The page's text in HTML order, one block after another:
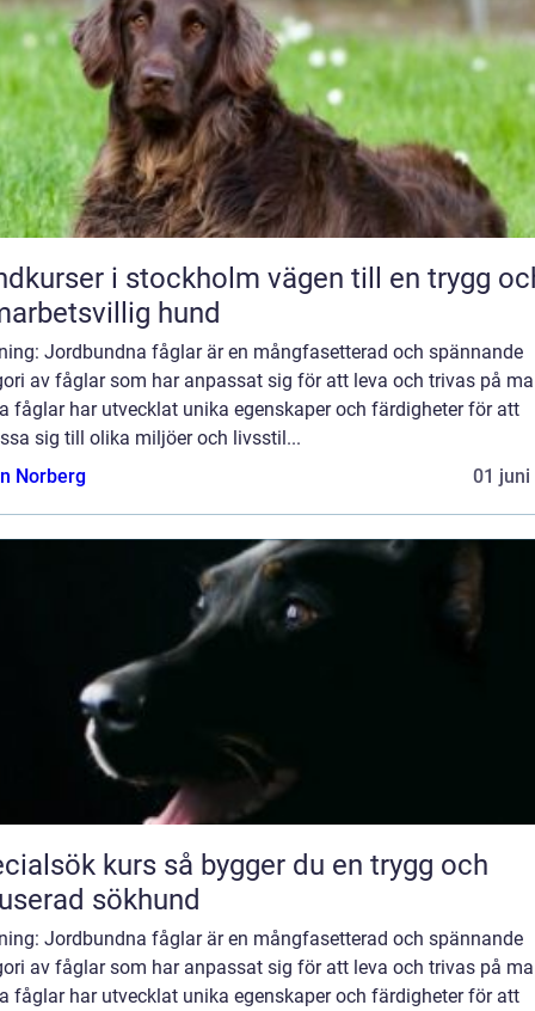
i stockholm vägen till en trygg och
hund
Jordbundna fåglar är en mångfasetterad och spännande
av fåglar som har anpassat sig för att leva och trivas på
fåglar har utvecklat unika egenskaper och färdigheter för att
sig till olika miljöer och livsstil...
Norberg
01 juni
kurs så bygger du en trygg och
sökhund
Jordbundna fåglar är en mångfasetterad och spännande
av fåglar som har anpassat sig för att leva och trivas på
fåglar har utvecklat unika egenskaper och färdigheter för att